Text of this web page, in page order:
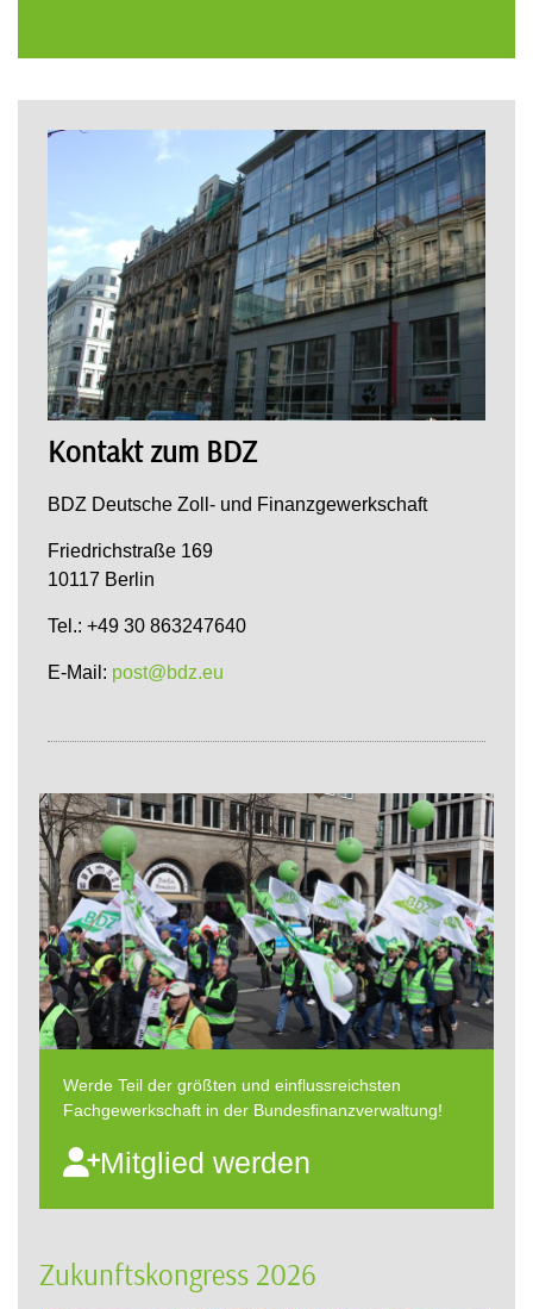
Kontakt zum BDZ
BDZ Deutsche Zoll- und Finanzgewerkschaft
Friedrichstraße 169
10117 Berlin
Tel.: +49 30 863247640
E-Mail: post@bdz.eu
Werde Teil der größten und einflussreichsten
Fachgewerkschaft in der Bundesfinanzverwaltung!
Mitglied werden
Zukunftskongress 2026